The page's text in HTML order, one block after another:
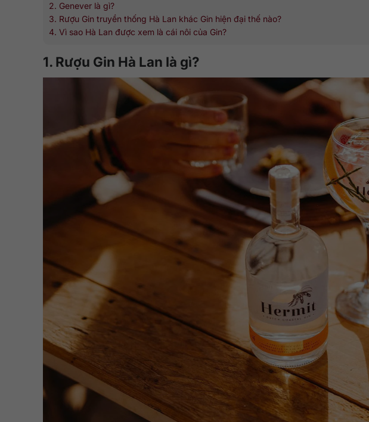
2. Genever là gì?
3. Rượu Gin truyền thống Hà Lan khác Gin hiện đại thế nào?
4. Vì sao Hà Lan được xem là cái nôi của Gin?
1. Rượu Gin Hà Lan là gì?